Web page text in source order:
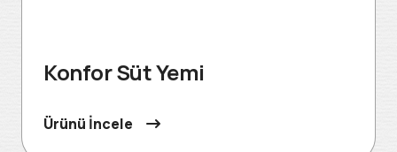
Konfor Süt Yemi
Ürünü İncele